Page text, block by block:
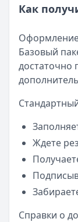
Читать новость
Как
Базовый
достаточно
Ждете
Справки о